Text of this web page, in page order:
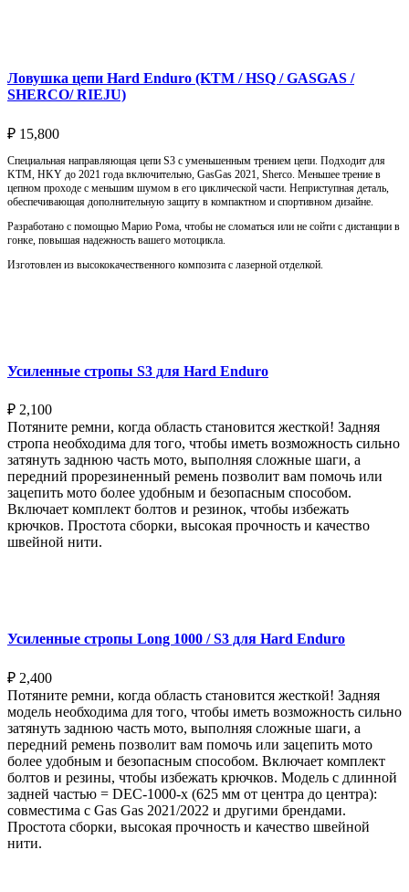
Ловушка цепи Hard Enduro (KTM / HSQ / GASGAS /
SHERCO/ RIEJU)
₽ 15,800
Специальная направляющая цепи S3 с уменьшенным трением цепи. Подходит для
KTM, HKY до 2021 года включительно, GasGas 2021, Sherco. Меньшее трение в
цепном проходе с меньшим шумом в его циклической части. Неприступная деталь,
обеспечивающая дополнительную защиту в компактном и спортивном дизайне.
Разработано с помощью Марио Рома, чтобы не сломаться или не сойти с дистанции в
гонке, повышая надежность вашего мотоцикла.
Изготовлен из высококачественного композита с лазерной отделкой.
Усиленные стропы S3 для Hard Enduro
₽ 2,100
Потяните ремни, когда область становится жесткой! Задняя
стропа необходима для того, чтобы иметь возможность сильно
затянуть заднюю часть мото, выполняя сложные шаги, а
передний прорезиненный ремень позволит вам помочь или
зацепить мото более удобным и безопасным способом.
Включает комплект болтов и резинок, чтобы избежать
крючков. Простота сборки, высокая прочность и качество
швейной нити.
Усиленные стропы Long 1000 / S3 для Hard Enduro
₽ 2,400
Потяните ремни, когда область становится жесткой! Задняя
модель необходима для того, чтобы иметь возможность сильно
затянуть заднюю часть мото, выполняя сложные шаги, а
передний ремень позволит вам помочь или зацепить мото
более удобным и безопасным способом. Включает комплект
болтов и резины, чтобы избежать крючков. Модель с длинной
задней частью = DEC-1000-x (625 мм от центра до центра):
совместима с Gas Gas 2021/2022 и другими брендами.
Простота сборки, высокая прочность и качество швейной
нити.